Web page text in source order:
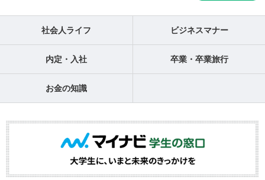
社会人ライフ ビジネスマナー
内定・入社 卒業・卒業旅行
お金の知識